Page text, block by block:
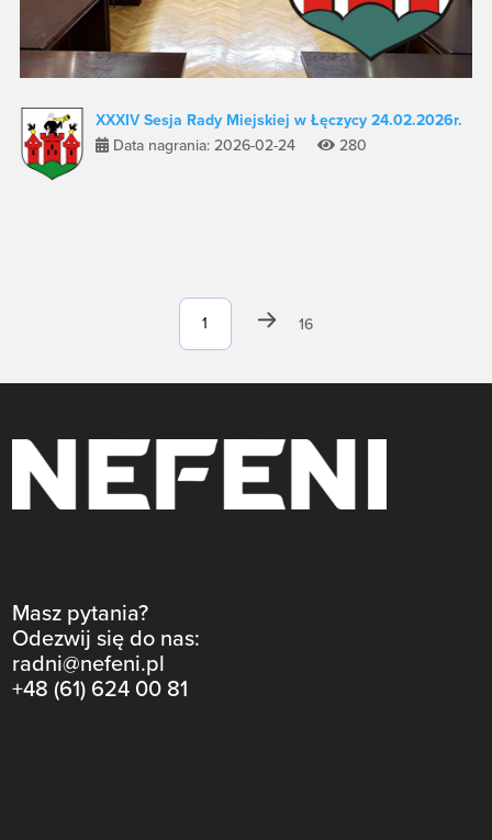
XXXIV Sesja Rady Miejskiej w Łęczycy 24.02.2026r.
Data nagrania: 2026-02-24
280
16
Masz pytania?
Odezwij się do nas:
radni@nefeni.pl
+48 (61) 624 00 81